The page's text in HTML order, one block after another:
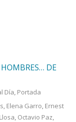
DE
Día, Portada
, Elena Garro, Ernest
, Octavio Paz,